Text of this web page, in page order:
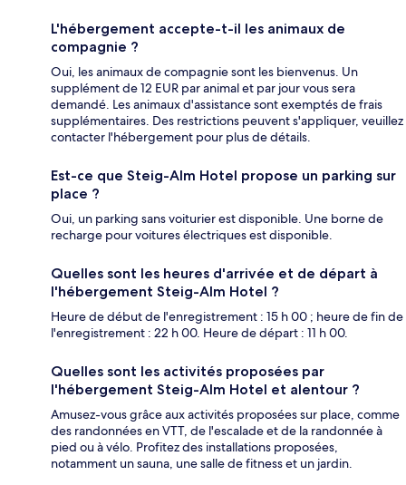
L'hébergement accepte-t-il les animaux de
compagnie ?
Oui, les animaux de compagnie sont les bienvenus. Un
supplément de 12 EUR par animal et par jour vous sera
demandé. Les animaux d'assistance sont exemptés de frais
supplémentaires. Des restrictions peuvent s'appliquer, veuillez
contacter l'hébergement pour plus de détails.
Est-ce que Steig-Alm Hotel propose un parking sur
place ?
Oui, un parking sans voiturier est disponible. Une borne de
recharge pour voitures électriques est disponible.
Quelles sont les heures d'arrivée et de départ à
l'hébergement Steig-Alm Hotel ?
Heure de début de l'enregistrement : 15 h 00 ; heure de fin de
l'enregistrement : 22 h 00. Heure de départ : 11 h 00.
Quelles sont les activités proposées par
l'hébergement Steig-Alm Hotel et alentour ?
Amusez-vous grâce aux activités proposées sur place, comme
des randonnées en VTT, de l'escalade et de la randonnée à
pied ou à vélo. Profitez des installations proposées,
notamment un sauna, une salle de fitness et un jardin.